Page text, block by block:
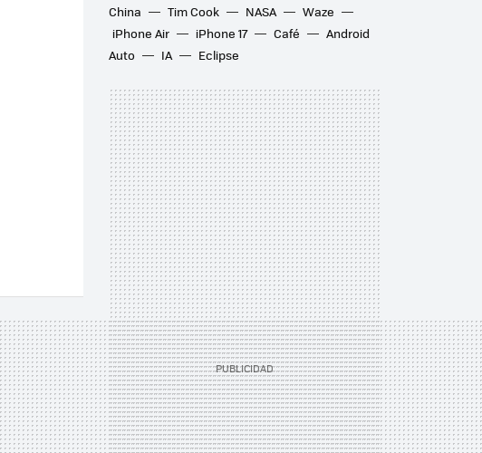
China
Tim Cook NASA
Waze
iPhone Air
iPhone 17 Café
Android
Auto
IA Eclipse